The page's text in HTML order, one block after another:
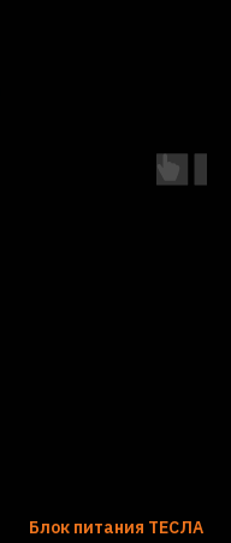
Блок питания ТЕСЛА